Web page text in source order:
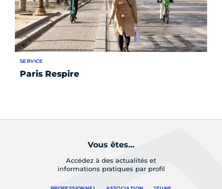
Paris Respire
SERVICE
Vous êtes...
Accédez à des actualités et
informations pratiques par profil